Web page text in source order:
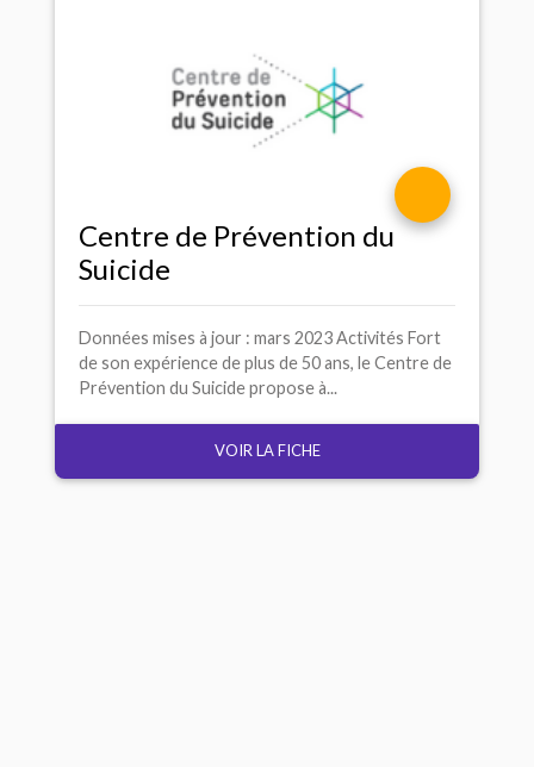
Centre de Prévention du
Suicide
Données mises à jour : mars 2023 Activités Fort
de son expérience de plus de 50 ans, le Centre de
Prévention du Suicide propose à...
VOIR LA FICHE